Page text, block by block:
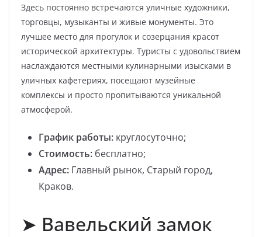
Здесь постоянно встречаются уличные художники,
торговцы, музыканты и живые монументы. Это
лучшее место для прогулок и созерцания красот
исторической архитектуры. Туристы с удовольствием
наслаждаются местными кулинарными изысками в
уличных кафетериях, посещают музейные
комплексы и просто пропитываются уникальной
атмосферой.
График работы: круглосуточно;
Стоимость: бесплатно;
Адрес: Главный рынок, Старый город,
Краков.
➤ Вавельский замок